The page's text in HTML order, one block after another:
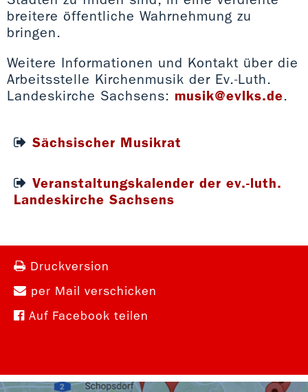
breitere öffentliche Wahrnehmung zu
bringen.
Weitere Informationen und Kontakt über die
Arbeitsstelle Kirchenmusik der Ev.-Luth.
Landeskirche Sachsens: musik@evlks.de.
Sächsischer Musikrat
Veranstaltungskalender der ev.-luth.
Landeskirche Sachsens
Druckversion
per Mail verschicken
Auf Facebook teilen